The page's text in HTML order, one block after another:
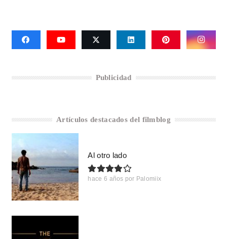
Publicidad
Artículos destacados del filmblog
Al otro lado
hace 6 años por Palomiix